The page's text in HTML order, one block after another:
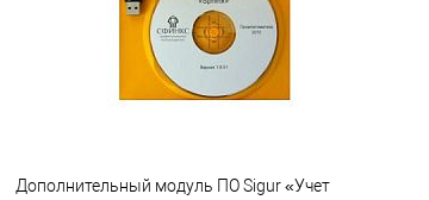
Под заказ
Дополнительный модуль ПО Sigur «Учет